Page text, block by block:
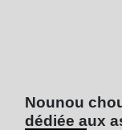
Nounou
dédiée aux